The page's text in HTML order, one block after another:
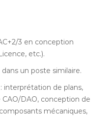
3 en conception
etc.).
un poste similaire.
interprétation de plans,
DAO, conception de
mécaniques,